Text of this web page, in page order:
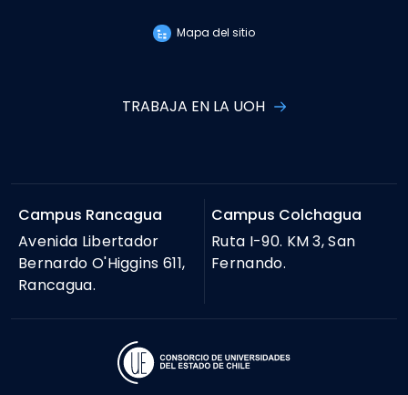
Mapa del sitio
TRABAJA EN LA UOH
Campus Rancagua
Avenida Libertador
Bernardo O'Higgins 611,
Rancagua.
Campus Colchagua
Ruta I-90. KM 3, San
Fernando.